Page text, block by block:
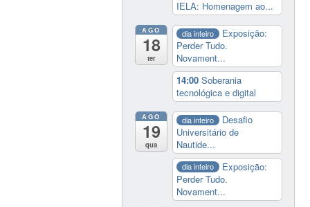
IELA: Homenagem ao...
AGO
18
ter
dia inteiro
Exposição:
Perder Tudo.
Novament...
14:00Soberania
tecnológica e digital
AGO
19
qua
dia inteiro
Desafio
Universitário de
Nautide...
dia inteiro
Exposição:
Perder Tudo.
Novament...